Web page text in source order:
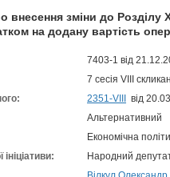
внесення зміни до
на додану вартість
7403-1 від
7 сесія VIII
2351-VIII
від
Альтернативний
Економічна
Народний